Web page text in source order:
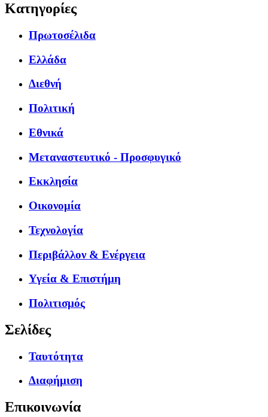
Κατηγορίες
Πρωτοσέλιδα
Ελλάδα
Διεθνή
Πολιτική
Εθνικά
Μεταναστευτικό - Προσφυγικό
Εκκλησία
Οικονομία
Τεχνολογία
Περιβάλλον & Ενέργεια
Υγεία & Επιστήμη
Πολιτισμός
Σελίδες
Ταυτότητα
Διαφήμιση
Επικοινωνία